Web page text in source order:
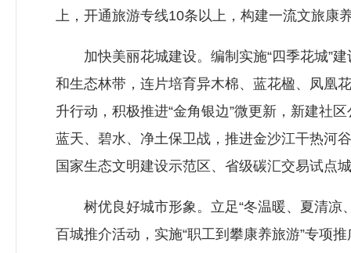
上，开通旅游专线10条以上，构建一流文旅康
加快美丽花城建设。编制实施“四季花城”建
和生态林带，连片培育异木棉、蓝花楹、凤凰
升行动，积极推进“金角银边”微更新，新建社
蓝天、碧水、净土保卫战，推进金沙江干热河
国家生态文明建设示范区、省级碳汇交易试点
树优良好城市形象。立足“冬温暖、夏清凉
百城推介活动，实施“职工到攀康养旅游”专项